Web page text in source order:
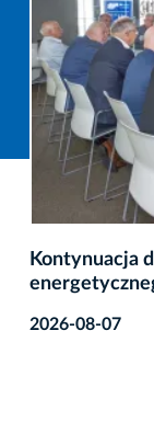
Kontynuacja
2026-08-07